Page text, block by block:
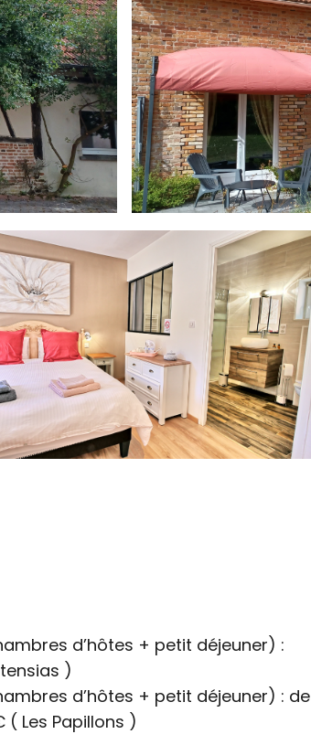
d’hôtes + petit déjeuner) :
)
d’hôtes + petit déjeuner) : de
( Les Papillons )